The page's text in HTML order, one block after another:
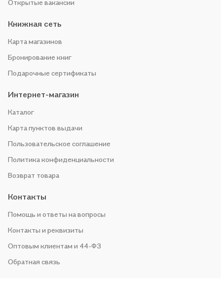
Открытые вакансии
Книжная сеть
Карта магазинов
Бронирование книг
Подарочные сертификаты
Интернет-магазин
Каталог
Карта пунктов выдачи
Пользовательское соглашение
Политика конфиденциальности
Возврат товара
Контакты
Помощь и ответы на вопросы
Контакты и реквизиты
Оптовым клиентам и 44-ФЗ
Обратная связь